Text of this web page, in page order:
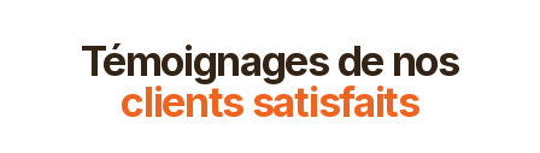
Témoignages de nos
clients satisfaits